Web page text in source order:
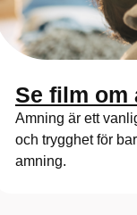
Se film om
Amning är ett
och trygghet för
amning.